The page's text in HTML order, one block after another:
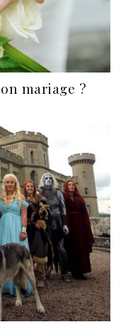
mariage ?